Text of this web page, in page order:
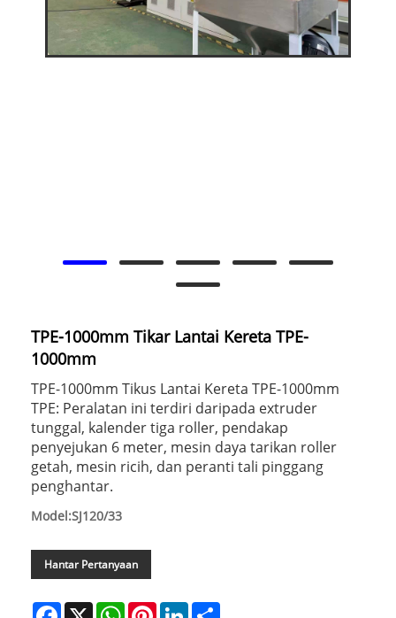
TPE-1000mm Tikar Lantai Kereta TPE-
1000mm
TPE-1000mm Tikus Lantai Kereta TPE-1000mm
TPE: Peralatan ini terdiri daripada extruder
tunggal, kalender tiga roller, pendakap
penyejukan 6 meter, mesin daya tarikan roller
getah, mesin ricih, dan peranti tali pinggang
penghantar.
Model:SJ120/33
Hantar Pertanyaan
Facebook
X WhatsAppPinterestLinkedIn